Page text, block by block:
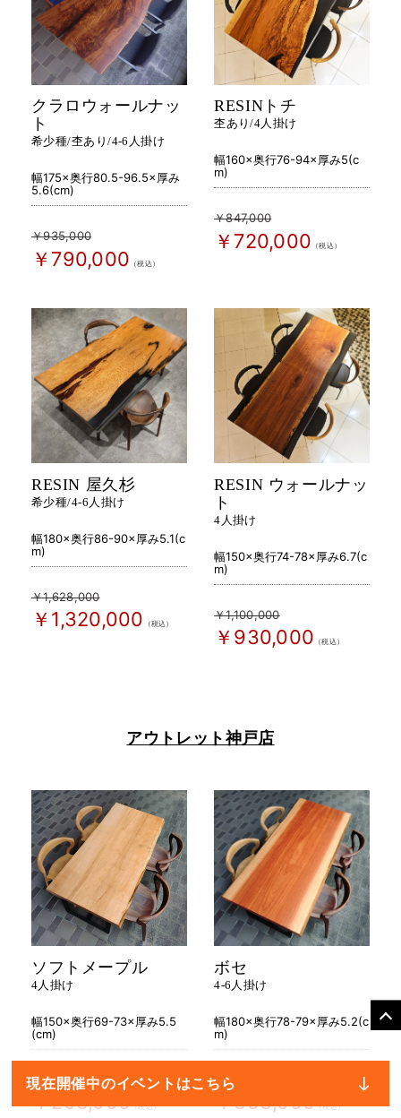
クラロウォールナッ
ト
希少種/杢あり/4-6人掛け
幅175×奥行80.5-96.5×厚み
5.6(cm)
￥935,000
￥790,000 （税込）
RESINトチ
杢あり/4人掛け
幅160×奥行76-94×厚み5(c
m)
￥847,000
￥720,000 （税込）
RESIN 屋久杉
希少種/4-6人掛け
幅180×奥行86-90×厚み5.1(c
m)
￥1,628,000
￥1,320,000 （税込）
RESIN ウォールナッ
ト
4人掛け
幅150×奥行74-78×厚み6.7(c
m)
￥1,100,000
￥930,000 （税込）
アウトレット神戸店
ソフトメープル
4人掛け
幅150×奥行69-73×厚み5.5
(cm)
￥253,000
￥208,000（税込）
ボセ
4-6人掛け
幅180×奥行78-79×厚み5.2(c
m)
￥440,000
￥363,000（税込）
現在開催中のイベントはこちら